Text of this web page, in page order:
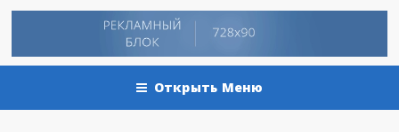
Открыть Меню